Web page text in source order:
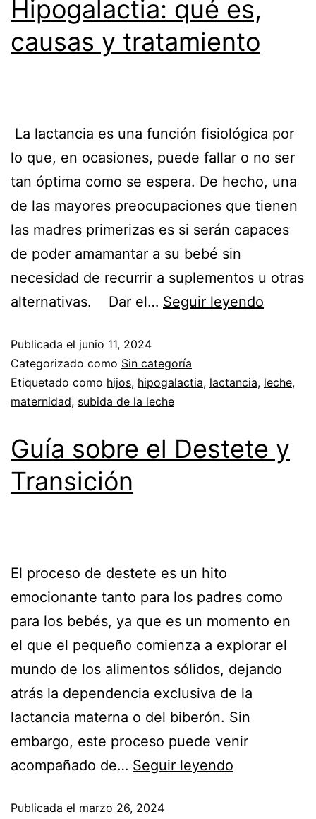
Hipogalactia: qué es,
causas y tratamiento
La lactancia es una función fisiológica por
lo que, en ocasiones, puede fallar o no ser
tan óptima como se espera. De hecho, una
de las mayores preocupaciones que tienen
las madres primerizas es si serán capaces
de poder amamantar a su bebé sin
necesidad de recurrir a suplementos u otras
alternativas. Dar el… Seguir leyendo
Publicada el junio 11, 2024
Categorizado como Sin categoría
Etiquetado como hijos, hipogalactia, lactancia, leche,
maternidad, subida de la leche
Guía sobre el Destete y
Transición
El proceso de destete es un hito
emocionante tanto para los padres como
para los bebés, ya que es un momento en
el que el pequeño comienza a explorar el
mundo de los alimentos sólidos, dejando
atrás la dependencia exclusiva de la
lactancia materna o del biberón. Sin
embargo, este proceso puede venir
acompañado de… Seguir leyendo
Publicada el marzo 26, 2024